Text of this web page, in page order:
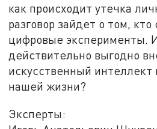
как происходит утечка
разговор зайдет о том,
цифровые эксперименты.
действительно выгодно
искусственный
нашей жизни?
Эксперты: